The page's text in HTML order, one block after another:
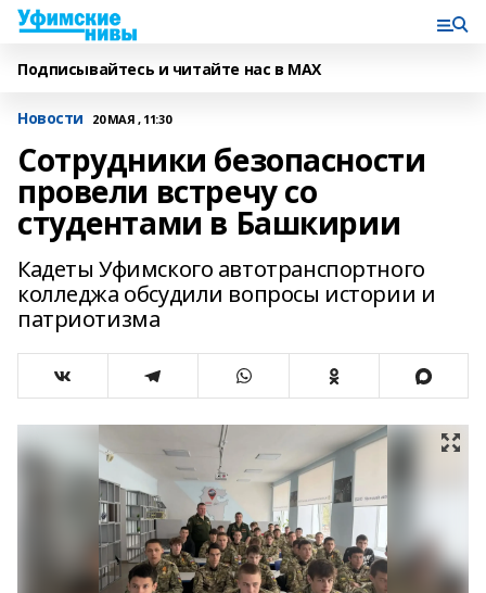
Подписывайтесь и читайте нас в MAX
Новости 20 МАЯ , 11:30
Сотрудники безопасности
провели встречу со
студентами в Башкирии
Кадеты Уфимского автотранспортного
колледжа обсудили вопросы истории и
патриотизма